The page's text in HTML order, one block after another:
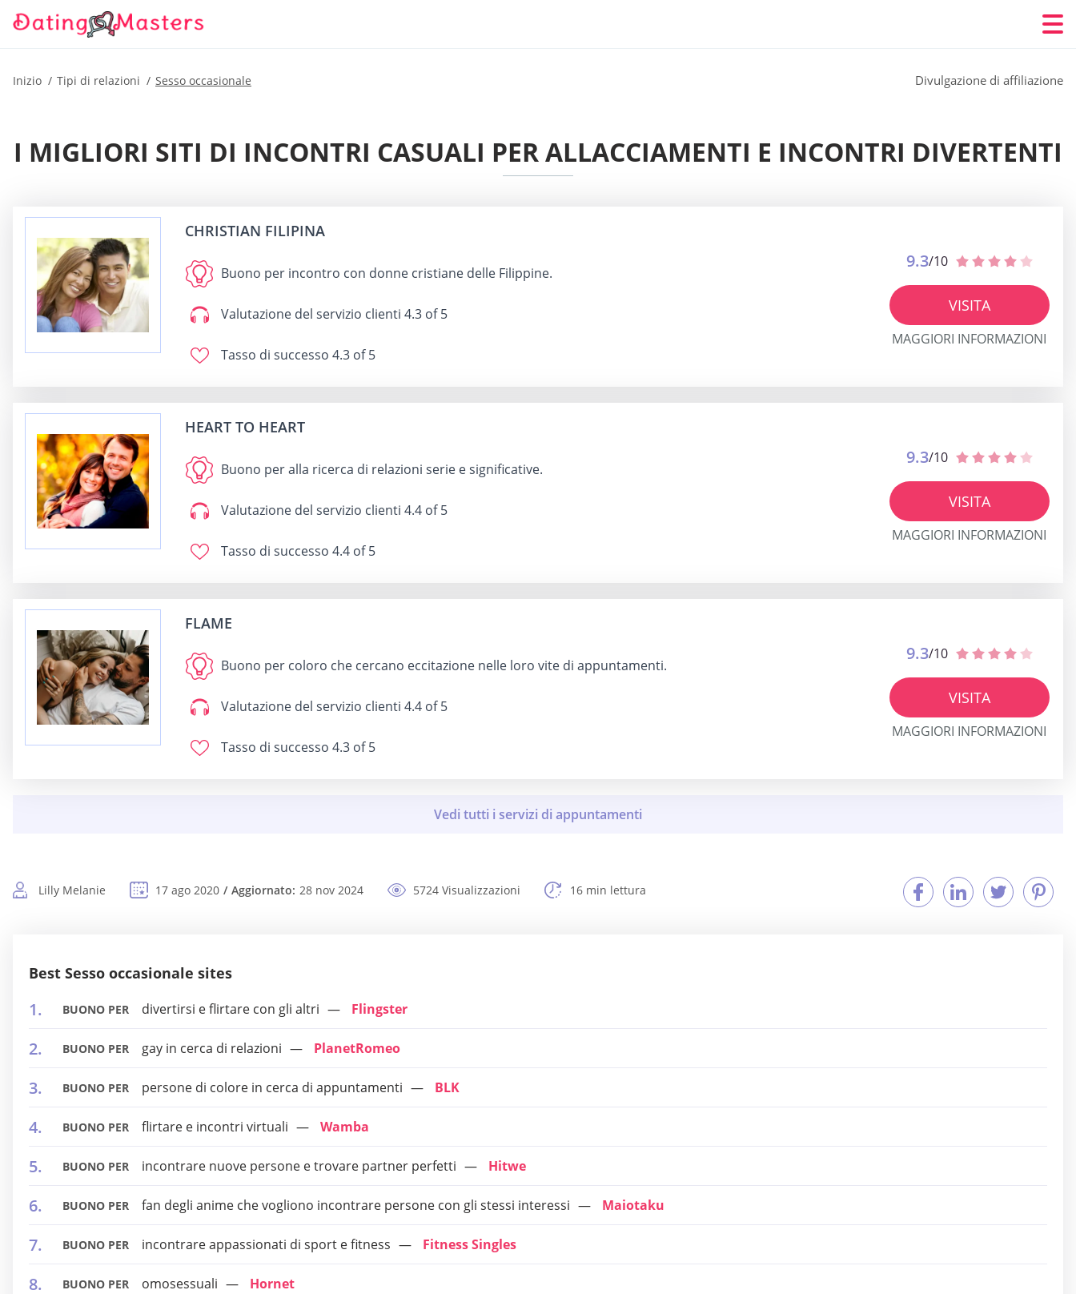
Inizio Tipi di relazioni Sesso occasionale Divulgazione di affiliazione
I MIGLIORI SITI DI INCONTRI CASUALI PER ALLACCIAMENTI E INCONTRI DIVERTENTI
CHRISTIAN FILIPINA
Buono per incontro con donne cristiane delle Filippine.
Valutazione del servizio clienti 4.3 of 5
Tasso di successo 4.3 of 5
9.3/10
VISITA
MAGGIORI INFORMAZIONI
HEART TO HEART
Buono peralla ricerca di relazioni serie e significative.
Valutazione del servizio clienti 4.4 of 5
Tasso di successo 4.4 of 5
9.3/10
VISITA
MAGGIORI INFORMAZIONI
FLAME
Buono per coloro che cercano eccitazione nelle loro vite di appuntamenti.
Valutazione del servizio clienti 4.4 of 5
Tasso di successo 4.3 of 5
9.3/10
VISITA
MAGGIORI INFORMAZIONI
Lilly Melanie 17 ago 2020 Aggiornato: 28 nov 2024 5724 Visualizzazioni 16 min lettura
Best Sesso occasionale sites
BUONO PER divertirsi e flirtare con gli altri Flingster
BUONO PER gay in cerca di relazioni PlanetRomeo
BUONO PER persone di colore in cerca di appuntamenti BLK
BUONO PER flirtare e incontri virtuali Wamba
BUONO PER incontrare nuove persone e trovare partner perfetti Hitwe
BUONO PER fan degli anime che vogliono incontrare persone con gli stessi interessi Maiotaku
BUONO PER incontrare appassionati di sport e fitness Fitness Singles
BUONO PER omosessuali Hornet